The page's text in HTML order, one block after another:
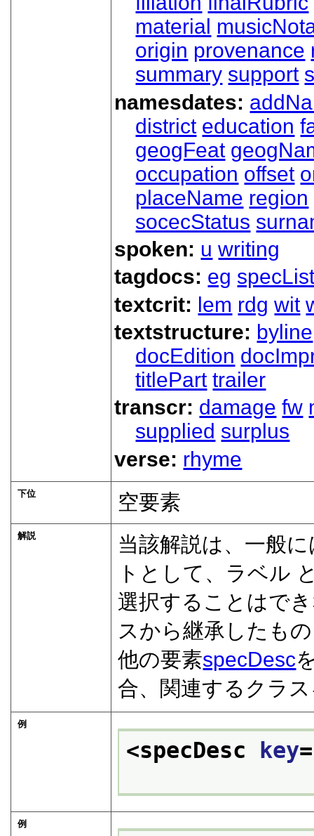
material
origin provenance
summary support
namesdates:
district education
geogFeat
occupation offset
placeName region
socecStatus
spoken: u writing
tagdocs: eg
textcrit: lem rdg wit
textstructure: byline
docEdition
titlePart trailer
transcr: damage fw
supplied surplus
verse: rhyme
下位 空要素
解説
当該解説は、一般
トとして、ラベル
選択することはで
スから継承したも
他の要素specDesc
合、関連するクラ
例
<specDesc key
例